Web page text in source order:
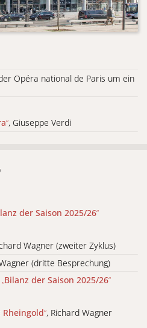
Opéra national de Paris um ein
“, Giuseppe Verdi
der Saison 2025/26“
Wagner (zweiter Zyklus)
(dritte Besprechung)
„Bilanz der Saison 2025/26“
Rheingold“, Richard Wagner